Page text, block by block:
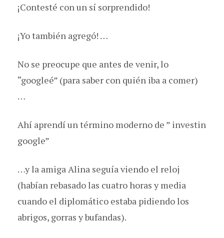
¡Contesté con un sí sorprendido!
¡Yo también agregó! …
No se preocupe que antes de venir, lo
“googleé” (para saber con quién iba a comer)
…
Ahí aprendí un término moderno de ” investin
google”
…y la amiga Alina seguía viendo el reloj
(habían rebasado las cuatro horas y media
cuando el diplomático estaba pidiendo los
abrigos, gorras y bufandas).